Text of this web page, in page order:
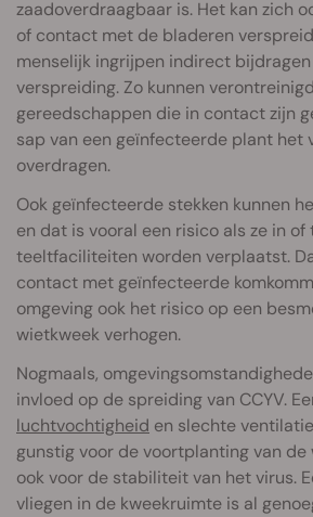
zaadoverdraagbaar is. Het kan zich
of contact met de bladeren
menselijk ingrijpen indirect
verspreiding. Zo kunnen
gereedschappen die in contact zijn
sap van een geïnfecteerde plant het
overdragen.
Ook geïnfecteerde stekken kunnen
en dat is vooral een risico als ze in of
teeltfaciliteiten worden verplaatst.
contact met geïnfecteerde
omgeving ook het risico op een
wietkweek verhogen.
Nogmaals,
invloed op de spreiding van CCYV.
luchtvochtigheid en slechte
gunstig voor de voortplanting van
ook voor de stabiliteit van het virus.
vliegen in de kweekruimte is al